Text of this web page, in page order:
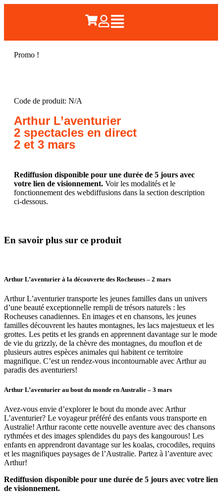
Promo !
Code de produit: N/A
Arthur L’aventurier
2 spectacles en direct
2 et 3 mars
Rediffusion disponible pour une durée de 5 jours avec
votre lien de visionnement. Voir les modalités et le
fonctionnement des webdiffusions dans la section description
ci-dessous.
En savoir plus sur ce produit
Arthur L’aventurier à la découverte des Rocheuses – 2 mars
Arthur L’aventurier transporte les jeunes familles dans un univers
d’une beauté exceptionnelle rempli de trésors naturels : les
Rocheuses canadiennes. En images et en chansons, les jeunes
familles découvrent les hautes montagnes, les lacs majestueux et les
grottes. Les petits et les grands en apprennent davantage sur le mode
de vie du grizzly, de la chèvre des montagnes, du mouflon et de
plusieurs autres espèces animales qui habitent ce territoire
magnifique. C’est un rendez-vous incontournable avec Arthur au
paradis des aventuriers!
Arthur L’aventurier au bout du monde en Australie – 3 mars
Avez-vous envie d’explorer le bout du monde avec Arthur
L’aventurier? Le voyageur préféré des enfants vous transporte en
Australie! Arthur raconte cette nouvelle aventure avec des chansons
rythmées et des images splendides du pays des kangourous! Les
enfants en apprendront davantage sur les koalas, crocodiles, requins
et les magnifiques paysages de l’Australie. Partez à l’aventure avec
Arthur!
Rediffusion disponible pour une durée de 5 jours avec votre lien
de visionnement.